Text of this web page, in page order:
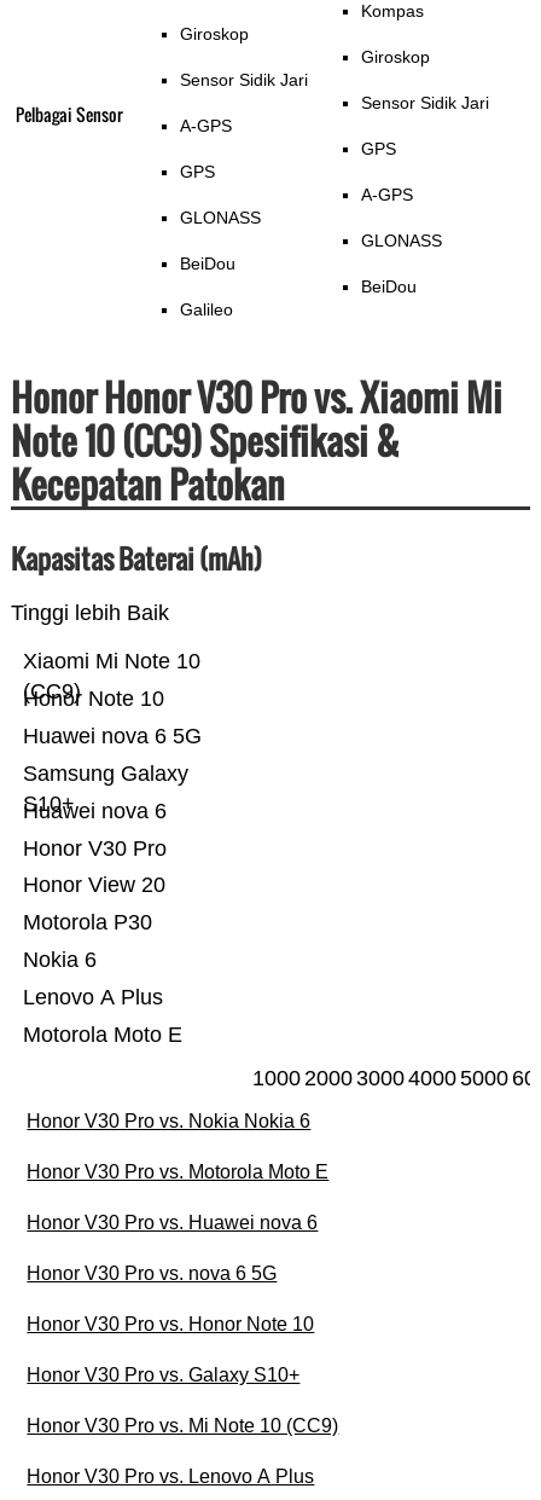
Pelbagai Sensor
Giroskop
Sensor Sidik Jari
A-GPS
GPS
GLONASS
BeiDou
Galileo
Kompas
Giroskop
Sensor Sidik Jari
GPS
A-GPS
GLONASS
BeiDou
Honor Honor V30 Pro vs. Xiaomi Mi
Note 10 (CC9) Spesifikasi &
Kecepatan Patokan
Kapasitas Baterai (mAh)
Tinggi lebih Baik
Motorola Moto E
Lenovo A Plus
Nokia 6
Motorola P30
Honor View 20
Honor V30 Pro
Huawei nova 6
Samsung Galaxy
S10+
Huawei nova 6 5G
Honor Note 10
Xiaomi Mi Note 10
(CC9)
10002000300040005000
Honor V30 Pro vs. Nokia Nokia 6
Honor V30 Pro vs. Motorola Moto E
Honor V30 Pro vs. Huawei nova 6
Honor V30 Pro vs. nova 6 5G
Honor V30 Pro vs. Honor Note 10
Honor V30 Pro vs. Galaxy S10+
Honor V30 Pro vs. Mi Note 10 (CC9)
Honor V30 Pro vs. Lenovo A Plus